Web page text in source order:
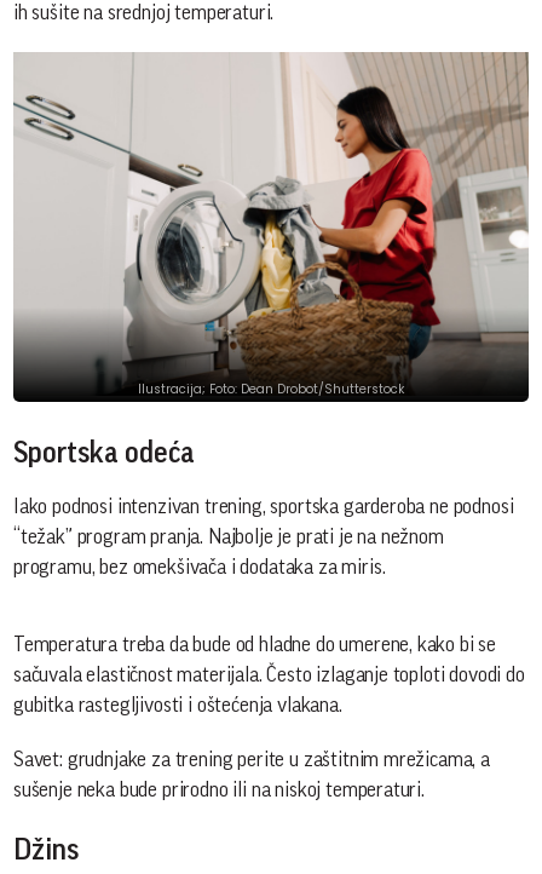
ih sušite na srednjoj temperaturi.
Ilustracija; Foto: Dean Drobot/Shutterstock
Sportska odeća
Iako podnosi intenzivan trening, sportska garderoba ne podnosi
“težak” program pranja. Najbolje je prati je na nežnom
programu, bez omekšivača i dodataka za miris.
Temperatura treba da bude od hladne do umerene, kako bi se
sačuvala elastičnost materijala. Često izlaganje toploti dovodi do
gubitka rastegljivosti i oštećenja vlakana.
Savet: grudnjake za trening perite u zaštitnim mrežicama, a
sušenje neka bude prirodno ili na niskoj temperaturi.
Džins